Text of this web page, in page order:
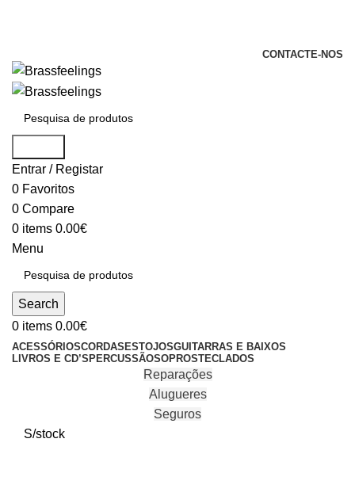
CONTACTE-NOS
Entrar / Registar
0 Favoritos
0 Compare
0 items 0.00€
Menu
Search
0 items 0.00€
ACESSÓRIOSCORDAS ESTOJOSGUITARRAS E BAIXOS
LIVROS E CD’S PERCUSSÃOSOPROSTECLADOS
Reparações
Alugueres
Seguros
S/stock